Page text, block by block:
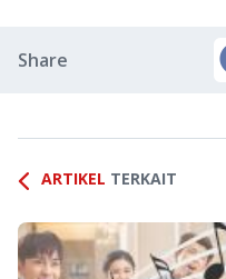
Share
ARTIKEL TERKAIT